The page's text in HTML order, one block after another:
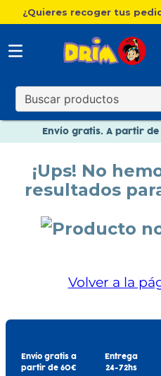
¿Quieres recoger tus
Envío gratis. A partir
Nuevo
Paga en 3
¡Ups! No
resultados
Volver a la
Envío gratis a
partir de 60€
Entrega
24-72hs